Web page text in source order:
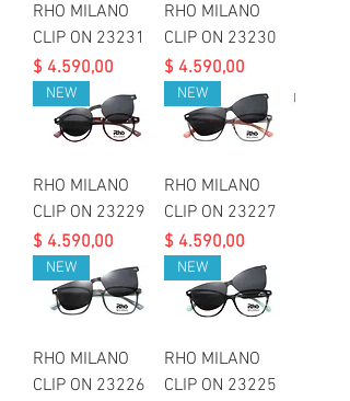
RHO MILANO
CLIP ON 23231
Precio
$ 4.590,00
RHO MILANO
CLIP ON 23230
Precio
$ 4.590,00
NEW
RHO MILANO
CLIP ON 23229
Precio
$ 4.590,00
NEW
RHO MILANO
CLIP ON 23227
Precio
$ 4.590,00
NEW
RHO MILANO
CLIP ON 23226
NEW
RHO MILANO
CLIP ON 23225